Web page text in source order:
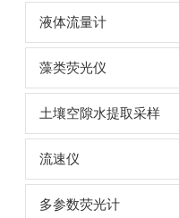
液体流量计
藻类荧光仪
土壤空隙水提取采样
流速仪
多参数荧光计